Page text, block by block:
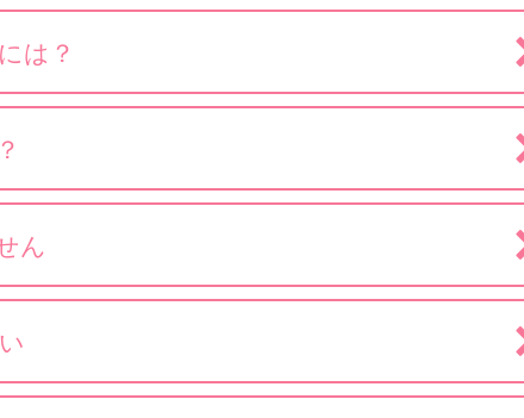
は？
ん